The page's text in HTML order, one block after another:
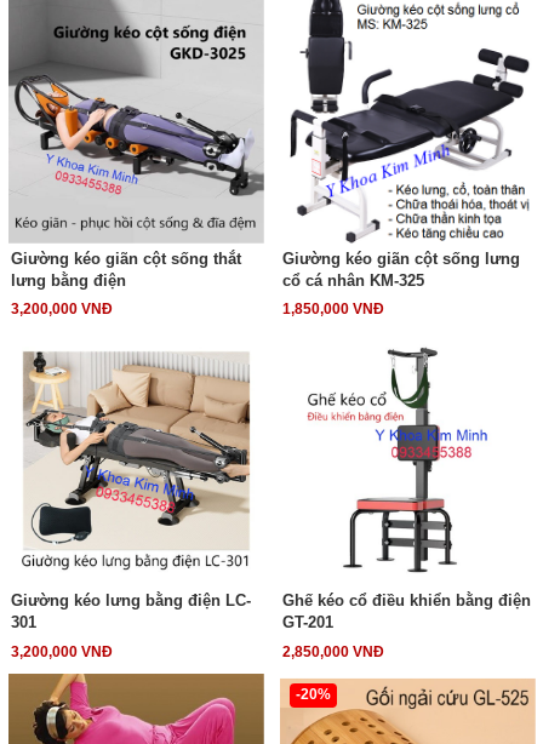
Giường kéo giãn cột sống thắt
lưng bằng điện
3,200,000 VNĐ
Giường kéo giãn cột sống lưng
cổ cá nhân KM-325
1,850,000 VNĐ
Giường kéo lưng bằng điện LC-
301
3,200,000 VNĐ
Ghế kéo cổ điều khiển bằng điện
GT-201
2,850,000 VNĐ
-20%